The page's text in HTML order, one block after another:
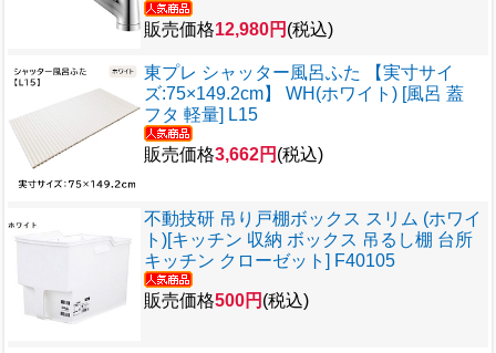
販売価格12,980円 (税込)
東プレ シャッター風呂ふた 【実寸サイ
ズ:75×149.2cm】 WH(ホワイト) [風呂 蓋
フタ 軽量] L15
販売価格3,662円 (税込)
不動技研 吊り戸棚ボックス スリム (ホワイ
ト)[キッチン 収納 ボックス 吊るし棚 台所
キッチン クローゼット] F40105
販売価格500円 (税込)